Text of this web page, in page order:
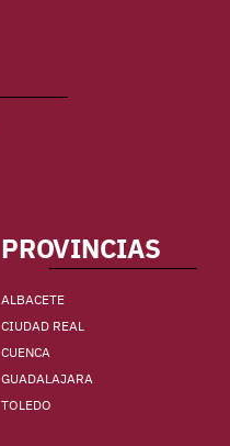
PROVINCIAS
ALBACETE
CIUDAD REAL
CUENCA
GUADALAJARA
TOLEDO